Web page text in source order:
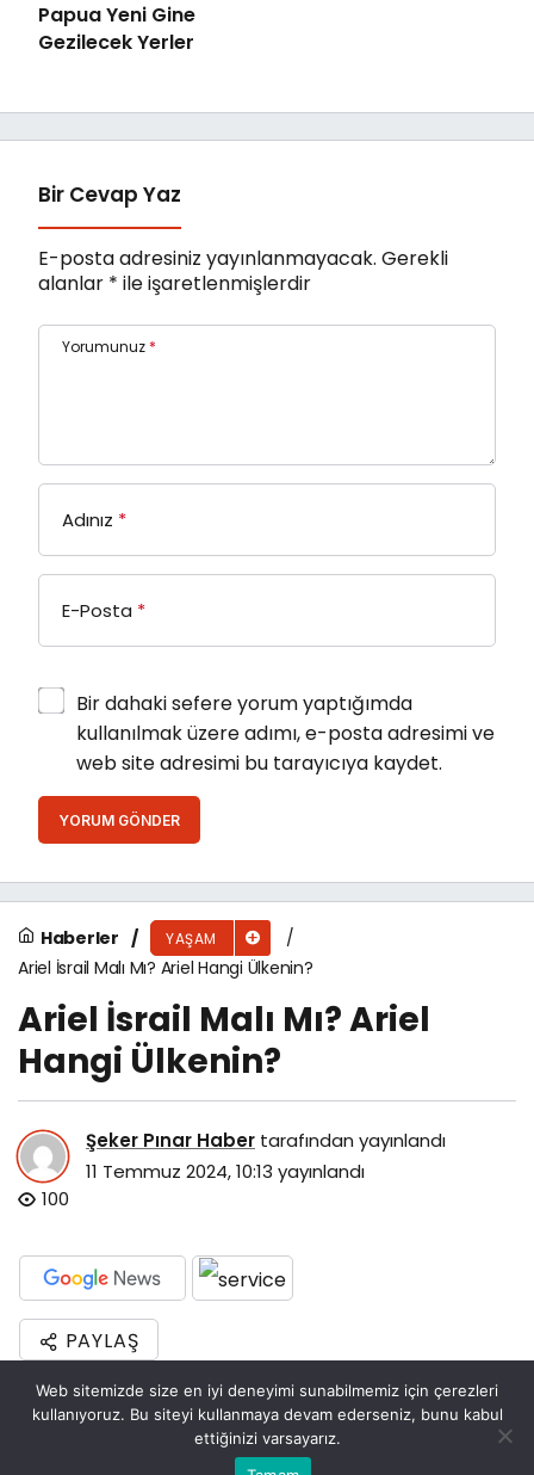
Papua Yeni Gine
Gezilecek Yerler
Bir Cevap Yaz
E-posta adresiniz yayınlanmayacak. Gerekli
alanlar * ile işaretlenmişlerdir
Yorumunuz *
Adınız *
E-Posta *
Bir dahaki sefere yorum yaptığımda
kullanılmak üzere adımı, e-posta adresimi ve
web site adresimi bu tarayıcıya kaydet.
YORUM GÖNDER
Haberler YAŞAM
Ariel İsrail Malı Mı? Ariel Hangi Ülkenin?
Ariel İsrail Malı Mı? Ariel
Hangi Ülkenin?
Şeker Pınar Haber tarafından yayınlandı
11 Temmuz 2024, 10:13 yayınlandı
100
PAYLAŞ
Ariel, uluslararası ilişkilerde ve coğrafi
etiketlemelerde bazen tartışmalara neden
olan bir yerleşim birimidir. Ariel, Batı Şeria’da
Bu web sitesinde en iyi deneyimi yaşamanızı sağlamak
Web sitemizde size en iyi deneyimi sunabilmemiz için çerezleri
kullanıyoruz. Bu siteyi kullanmaya devam ederseniz, bunu kabul
ettiğinizi varsayarız.